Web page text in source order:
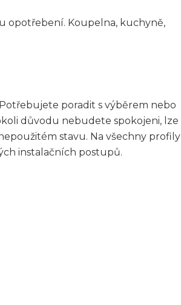
opotřebení. Koupelna, kuchyně,
poradit s výběrem nebo
důvodu nebudete spokojeni, lze
stavu. Na všechny profily
instalačních postupů.